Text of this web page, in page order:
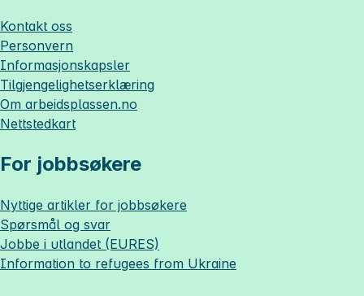
Kontakt oss
Personvern
Informasjonskapsler
Tilgjengelighetserklæring
Om arbeidsplassen.no
Nettstedkart
For jobbsøkere
Nyttige artikler for jobbsøkere
Spørsmål og svar
Jobbe i utlandet (EURES)
Information to refugees from Ukraine